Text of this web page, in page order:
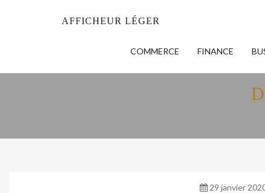
AFFICHEUR LÉGER
COMMERCE FINANCE
29 janvier